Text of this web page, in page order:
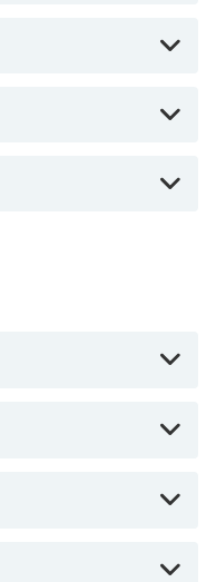
Graf-Zeppelin-Haus -
- 1 km
- 1 km
grootste
(ACH-St. Gallen -
uitgaansbuurt, op 5